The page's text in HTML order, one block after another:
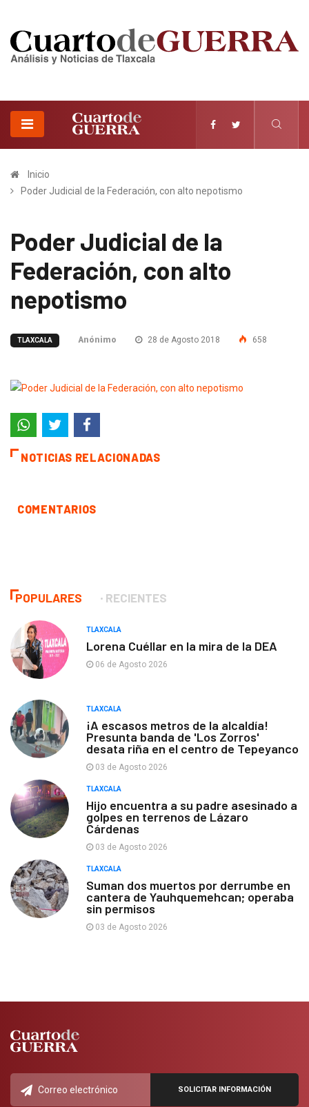
Inicio
Poder Judicial de la Federación, con alto nepotismo
Poder Judicial de la
Federación, con alto
nepotismo
TLAXCALA Anónimo 28 de Agosto 2018 658
NOTICIAS RELACIONADAS
COMENTARIOS
POPULARES RECIENTES
TLAXCALA
Lorena Cuéllar en la mira de la DEA
06 de Agosto 2026
TLAXCALA
¡A escasos metros de la alcaldía!
Presunta banda de 'Los Zorros'
desata riña en el centro de Tepeyanco
03 de Agosto 2026
TLAXCALA
Hijo encuentra a su padre asesinado a
golpes en terrenos de Lázaro
Cárdenas
03 de Agosto 2026
TLAXCALA
Suman dos muertos por derrumbe en
cantera de Yauhquemehcan; operaba
sin permisos
03 de Agosto 2026